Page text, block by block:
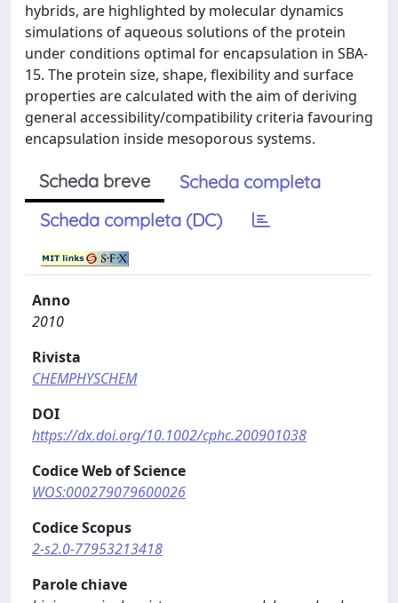
hybrids, are highlighted by molecular dynamics
simulations of aqueous solutions of the protein
under conditions optimal for encapsulation in SBA-
15. The protein size, shape, flexibility and surface
properties are calculated with the aim of deriving
general accessibility/compatibility criteria favouring
encapsulation inside mesoporous systems.
Scheda breve
Scheda completa
Scheda completa (DC)
Anno
2010
Rivista
CHEMPHYSCHEM
DOI
https://dx.doi.org/10.1002/cphc.200901038
Codice Web of Science
WOS:000279079600026
Codice Scopus
2-s2.0-77953213418
Parole chiave